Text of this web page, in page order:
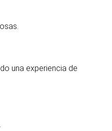
una experiencia de